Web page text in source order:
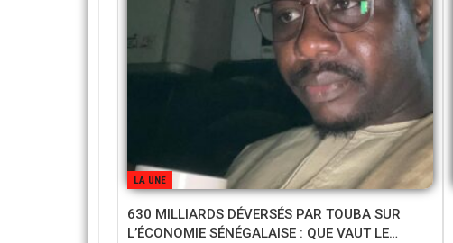
LA UNE
630 MILLIARDS DÉVERSÉS PAR TOUBA SUR
L’ÉCONOMIE SÉNÉGALAISE : QUE VAUT LE…